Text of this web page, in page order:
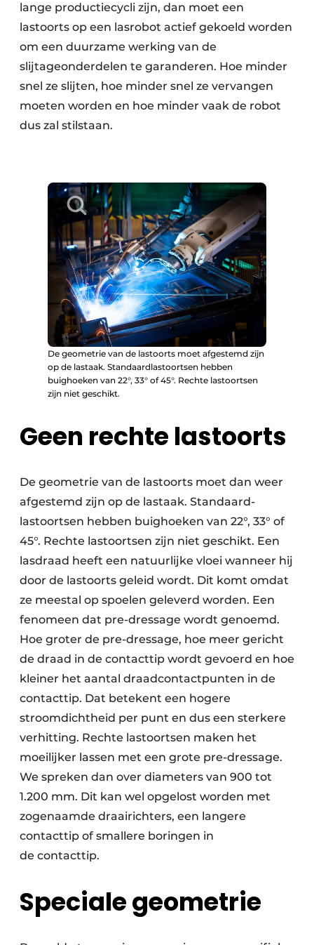
lange productiecycli zijn, dan moet een
lastoorts op een lasrobot actief gekoeld worden
om een duurzame werking van de
slijtageonderdelen te garanderen. Hoe minder
snel ze slijten, hoe minder snel ze vervangen
moeten worden en hoe minder vaak de robot
dus zal stilstaan.
De geometrie van de lastoorts moet afgestemd zijn
op de lastaak. Standaardlastoortsen hebben
buighoeken van 22°, 33° of 45°. Rechte lastoortsen
zijn niet geschikt.
Geen rechte lastoorts
De geometrie van de lastoorts moet dan weer
afgestemd zijn op de lastaak. Standaard­
lastoortsen hebben buighoeken van 22°, 33° of
45°. Rechte lastoortsen zijn niet geschikt. Een
lasdraad heeft een natuurlijke vloei wanneer hij
door de lastoorts geleid wordt. Dit komt omdat
ze meestal op spoelen geleverd worden. Een
fenomeen dat pre-dressage wordt genoemd.
Hoe groter de pre-dressage, hoe meer gericht
de draad in de contacttip wordt gevoerd en hoe
kleiner het aantal draadcontactpunten in de
contacttip. Dat betekent een hogere
stroomdichtheid per punt en dus een sterkere
verhitting. Rechte lastoortsen maken het
moeilijker lassen met een grote pre-dressage.
We spreken dan over diameters van 900 tot
1.200 mm. Dit kan wel opgelost worden met
zogenaamde draairichters, een langere
contacttip of smallere boringen in
de contacttip.
Speciale geometrie